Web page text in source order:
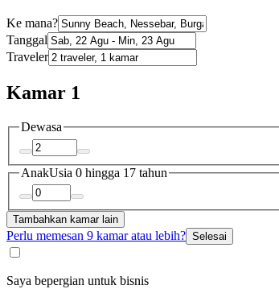
Ke mana?
Tanggal
Traveler
Kamar 1
Dewasa
AnakUsia 0 hingga 17 tahun
Tambahkan kamar lain
Perlu memesan 9 kamar atau lebih? Selesai
Saya bepergian untuk bisnis